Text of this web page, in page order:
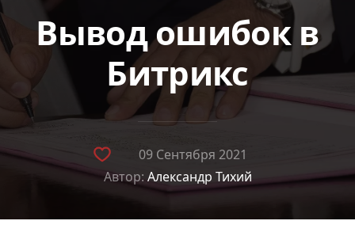
Вывод ошибок в
Битрикс
09 Сентября 2021
Автор: Александр Тихий